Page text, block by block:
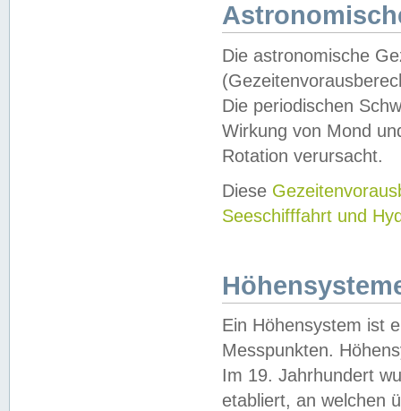
Die astronomische
Die periodischen
Wirkung von Mond
Rotation verursacht.
Diese
Seeschifffahrt und
Ein Höhensystem ist
Messpunkten.
Im 19. Jahrhundert
etabliert, an welchen